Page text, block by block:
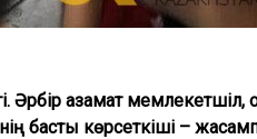
Әрбір азамат
басты көрсеткіші –